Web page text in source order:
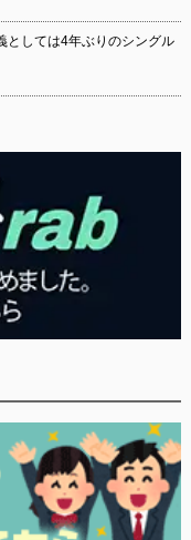
としては4年ぶりのシングル